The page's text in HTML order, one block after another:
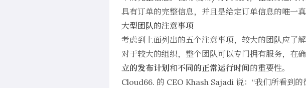
具有订单的完整信息，并且是给定订单信息的唯一真
大型团队的注意事项
考虑到上面列出的五个注意事项，较大的团队应了
对于较大的组织，整个团队可以专门拥有服务，在
立的发布计划和不同的正常运行时间的重要性。
Cloud66. 的 CEO Khash Sajadi 说：“我们所看到